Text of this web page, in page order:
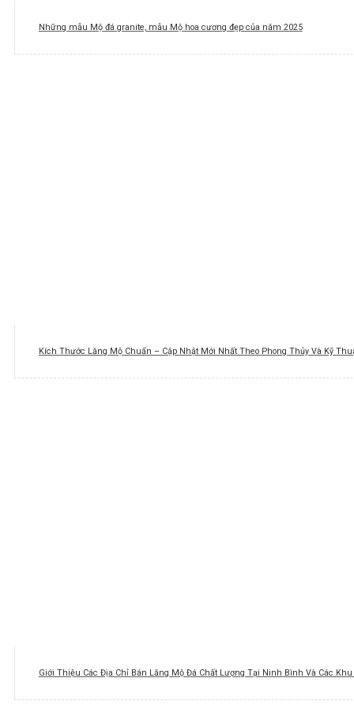
Những mẫu Mộ đá granite, mẫu Mộ hoa cương đẹp của năm 2025
Kích Thước Lăng Mộ Chuẩn – Cập Nhật Mới Nhất Theo Phong Thủy Và Kỹ
Giới Thiệu Các Địa Chỉ Bán Lăng Mộ Đá Chất Lượng Tại Ninh Bình Và Các Khu